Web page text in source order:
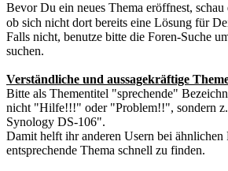
Bevor Du ein neues Thema eröffnest, schau
ob sich nicht dort bereits eine Lösung für
Falls nicht, benutze bitte die Foren-Suche
suchen.
Verständliche und aussagekräftige
Bitte als Thementitel "sprechende"
nicht "Hilfe!!!" oder "Problem!!", sondern
Synology DS-106".
Damit helft ihr anderen Usern bei ähnlichen
entsprechende Thema schnell zu finden.